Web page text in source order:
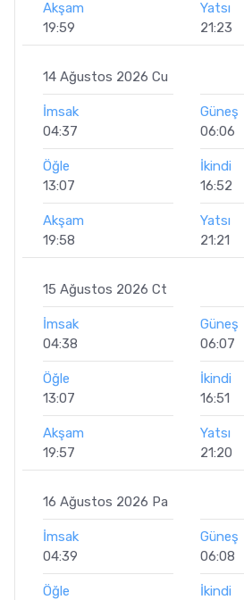
Akşam
19:59
Yatsı
21:23
14 Ağustos 2026 Cu
İmsak
04:37
Güneş
06:06
Öğle
13:07
İkindi
16:52
Akşam
19:58
Yatsı
21:21
15 Ağustos 2026 Ct
İmsak
04:38
Güneş
06:07
Öğle
13:07
İkindi
16:51
Akşam
19:57
Yatsı
21:20
16 Ağustos 2026 Pa
İmsak
04:39
Güneş
06:08
Öğle
İkindi